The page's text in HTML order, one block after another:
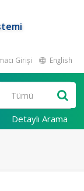
Girişi English
Detaylı Arama